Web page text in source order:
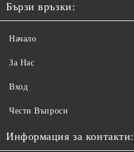
Бързи връзки:
Начало
За Нас
Вход
Чести Въпроси
Информация за контакти: